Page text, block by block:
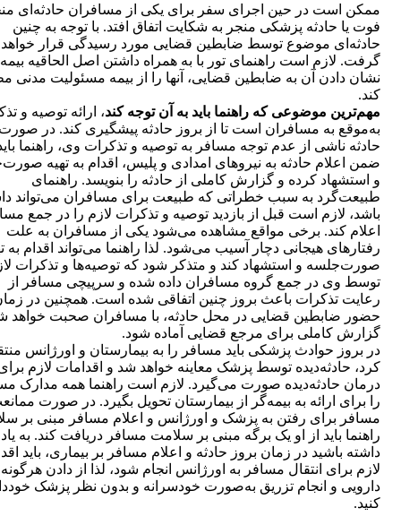
ممکن است در حین اجرای سفر برای یکی از مسافران حادثه‌ای
فوت یا حادثه‌ پزشکی منجر به شکایت اتفاق افتد. با توجه به چنین
حادثه‌ای موضوع توسط ضابطین قضایی مورد رسیدگی قرار خواهد
گرفت. لازم است راهنمای تور با به همراه داشتن اصل الحاقیه
نشان دادن آن به ضابطین قضایی، آنها را از بیمه مسئولیت مدنی
کند.
مهم‌ترین موضوعی که راهنما باید به آن توجه کند، ارائه توصیه و
به‌موقع به مسافران است تا از بر‌وز حادثه پیشگیری کند. در
حادثه ناشی از عدم توجه مسافر به توصیه و تذکرات وی، راهنما
ضمن اعلام حادثه به نیروهای امدادی و پلیس، اقدام به تهیه
و استشهاد کرده و گزارش کاملی از حادثه را بنویسد. راهنمای
طبیعت‌گرد به سبب خطراتی که طبیعت برای مسافران می‌تواند
باشد، لازم است قبل از بازدید توصیه و تذکرات لازم را در جمع
اعلام کند. برخی مواقع مشاهده می‌شود یکی از مسافران به علت
رفتارهای هیجانی دچار آسیب می‌شود. لذا راهنما می‌تواند اقدام به
صورت‌جلسه و استشهاد کند و متذکر شود که توصیه‌ها و تذکرات
توسط وی در جمع گروه مسافران داده شده و سرپیچی مسافر از
رعایت تذکرات باعث بروز چنین اتفاقی شده است. همچنین در
حضور ضابطین قضایی در محل حادثه، با مسافران صحبت خواهد
گزارش کاملی برای مرجع قضایی آماده شود.
در بروز حوادث پزشکی باید مسافر را به بیمارستان و اورژانس
کرد، حادثه‌دیده توسط پزشک معاینه خواهد شد و اقدامات لازم
درمان حادثه‌دیده صورت می‌گیرد. لازم است راهنما همه مدارک
را برای ارائه به بیمه‌گر از بیمارستان تحویل بگیرد. در صورت
مسافر برای رفتن به پزشک و اورژانس و اعلام مسافر مبنی بر
راهنما باید از او یک برگه مبنی بر سلامت مسافر دریافت کند. به یاد
داشته باشید در زمان بروز حادثه و اعلام مسافر بر بیماری، باید
لازم برای انتقال مسافر به اورژانس انجام شود، لذا از دادن هرگونه
دارویی و انجام تزریق به‌صورت خودسرانه و بدون نظر پزشک
کنید.